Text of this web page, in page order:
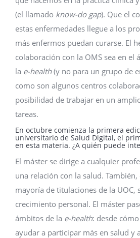
(el llamado know-do gap). Que el
estas enfermedades llegue a los
más enfermos puedan curarse. El
colaboración con la OMS sea en el
la e-health(y no para un grupo de
como son algunos centros
posibilidad de trabajar en un
tareas.
En octubre comienza la primera
universitario de Salud Digital, el
en esta materia. ¿A quién puede
El máster se dirige a cualquier
una relación con la salud.
mayoría de titulaciones de la UOC,
crecimiento personal. El máster
ámbitos de la e-health: desde
ayudar a participar más en salud y